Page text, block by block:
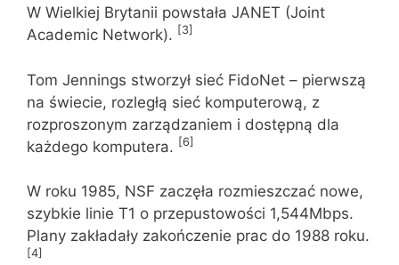
W Wielkiej Brytanii powstała JANET (Joint
Academic Network). [3]
Tom Jennings stworzył sieć FidoNet – pierwszą
na świecie, rozległą sieć komputerową, z
rozproszonym zarządzaniem i dostępną dla
każdego komputera. [6]
W roku 1985, NSF zaczęła rozmieszczać nowe,
szybkie linie T1 o przepustowości 1,544Mbps.
Plany zakładały zakończenie prac do 1988 roku.
[4]